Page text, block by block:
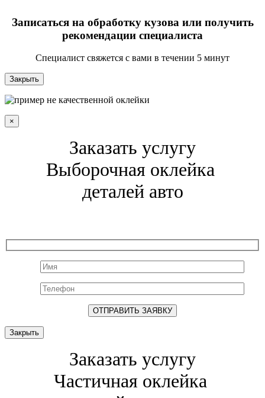
Записаться на обработку кузова или получить
рекомендации специалиста
Специалист свяжется с вами в течении 5 минут
Закрыть
×
Заказать услугу
Выборочная оклейка
деталей авто
Закрыть
Заказать услугу
Частичная оклейка